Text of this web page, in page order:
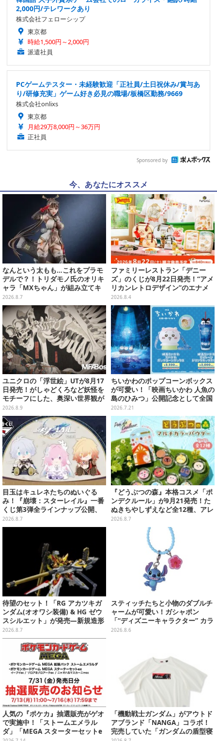
2,000円/テレワークあり
株式会社フェローシップ
東京都
時給1,500円～2,000円
派遣社員
PCゲームテスター・未経験歓迎「正社員/土日祝休み/賞与あ
り/研修充実」ゲーム好き必見の職場/板橋区勤務/9669
株式会社onlixs
東京都
月給29万8,000円～36万円
正社員
Sponsored by
今、あなたにオススメ
なんという太もも…これをプラモ
デルで？！トリダモノ氏のオリキ
ャラ「MXちゃん」が組み立てキ
ット化―持ってるケースはレール
ガンに変形
2026.8.7
ファミリーレストラン「デニー
ズ」のくじが8月22日発売！“アメ
リカンレトロデザイン”のエナメ
ルバッグやTシャツなど、日常使
いできるグッズを用意
2026.8.4
ユニクロの「浮世絵」UTが8月17
日発売！がしゃどくろなど妖怪を
モチーフにした、奥深い世界観が
最高にオシャレ
2026.8.9
ちいかわのポップコーンボックス
が可愛い！「映画ちいかわ 人魚の
島のひみつ」公開記念として全国
劇場で販売決定、セイレーンドリ
ンクカップホルダーも
2026.7.21
目玉はキュレネたちのぬいぐる
み！『崩壊：スターレイル』一番
くじ第3弾全ラインナップ公開、
美麗ビジュアルのアクリルボード
など用意
2026.8.7
『どうぶつの森』本格コスメ「ポ
ンデクルール」が9月21発売！た
ぬきちやしずえなど全12種、アレ
ンジできるリアクションシールも
2026.8.7
待望のセット！「RG アカツキガ
ンダム(オオワシ装備) & HG ゼウ
スシルエット」が発売―新規造形
の股関節強化パーツも付属
2026.8.7
スティッチたちと小物のダブルチ
ャームが可愛い！ガシャポン
「“ディズニーキャラクター” カラ
フルマルチチャーム」が発売
2026.8.6
人気の『ポケカ』抽選販売がゲオ
で実施中！「ストームエメラル
ダ」「MEGA スターターセットe
「機動戦士ガンダム」がアウトド
アブランド「NANGA」コラボ！
完売していた「ガンダムの盾型寝